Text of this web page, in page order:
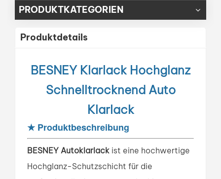
PRODUKTKATEGORIEN
Produktdetails
BESNEY Klarlack Hochglanz
Schnelltrocknend Auto
Klarlack
★ Produktbeschreibung
BESNEY Autoklarlack ist eine hochwertige
Hochglanz-Schutzschicht für die